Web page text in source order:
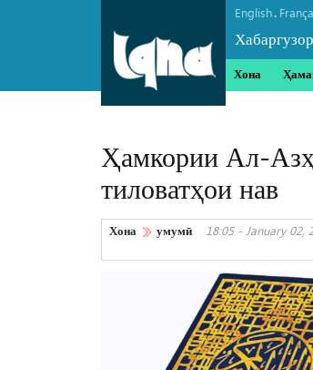
English.
Хона
Ҳамкории Ал-
тиловатҳои нав
Хона умумӣ 18:05 - January 02,